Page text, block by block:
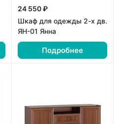
24 550 ₽
Шкаф для одежды 2-х дв.
ЯН-01 Янна
Подробнее